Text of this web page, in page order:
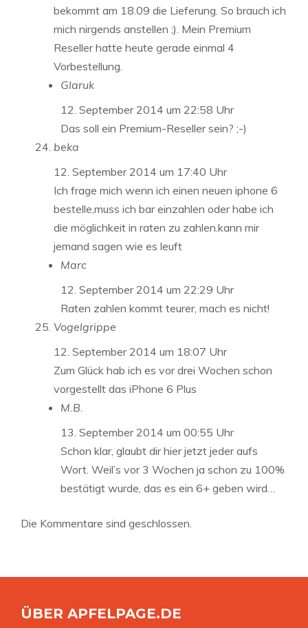
bekommt am 18.09 die Lieferung. So brauch ich
mich nirgends anstellen ;). Mein Premium
Reseller hatte heute gerade einmal 4
Vorbestellung.
Glaruk
12. September 2014 um 22:58 Uhr
Das soll ein Premium-Reseller sein? ;-)
beka
12. September 2014 um 17:40 Uhr
Ich frage mich wenn ich einen neuen iphone 6
bestelle,muss ich bar einzahlen oder habe ich
die möglichkeit in raten zu zahlen.kann mir
jemand sagen wie es leuft
Marc
12. September 2014 um 22:29 Uhr
Raten zahlen kommt teurer, mach es nicht!
Vogelgrippe
12. September 2014 um 18:07 Uhr
Zum Glück hab ich es vor drei Wochen schon
vorgestellt das iPhone 6 Plus
M.B.
13. September 2014 um 00:55 Uhr
Schon klar, glaubt dir hier jetzt jeder aufs
Wort. Weil’s vor 3 Wochen ja schon zu 100%
bestätigt wurde, das es ein 6+ geben wird…
Die Kommentare sind geschlossen.
ÜBER APFELPAGE.DE